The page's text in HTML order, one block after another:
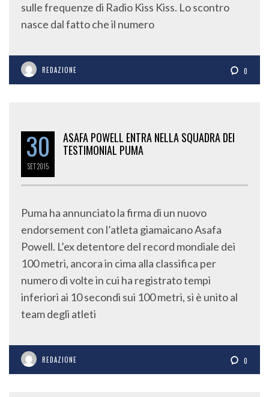
sulle frequenze di Radio Kiss Kiss. Lo scontro
nasce dal fatto che il numero
REDAZIONE 0
30
SET2015
ASAFA POWELL ENTRA NELLA SQUADRA DEI
TESTIMONIAL PUMA
Puma ha annunciato la firma di un nuovo
endorsement con l’atleta giamaicano Asafa
Powell. L’ex detentore del record mondiale dei
100 metri, ancora in cima alla classifica per
numero di volte in cui ha registrato tempi
inferiori ai 10 secondi sui 100 metri, si è unito al
team degli atleti
REDAZIONE 0